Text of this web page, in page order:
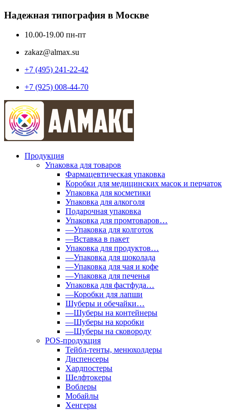
Надежная типография в Москве
10.00-19.00 пн-пт
zakaz@almax.su
+7 (495) 241-22-42
+7 (925) 008-44-70
Продукция
Упаковка для товаров
Фармацевтическая упаковка
Коробки для медицинских масок и перчаток
Упаковка для косметики
Упаковка для алкоголя
Подарочная упаковка
Упаковка для промтоваров…
—Упаковка для колготок
—Вставка в пакет
Упаковка для продуктов…
—Упаковка для шоколада
—Упаковка для чая и кофе
—Упаковка для печенья
Упаковка для фастфуда…
—Коробки для лапши
Шуберы и обечайки…
—Шуберы на контейнеры
—Шуберы на коробки
—Шуберы на сковороду
POS-продукция
Тейбл-тенты, менюхолдеры
Диспенсеры
Хардпостеры
Шелфтокеры
Воблеры
Мобайлы
Хенгеры